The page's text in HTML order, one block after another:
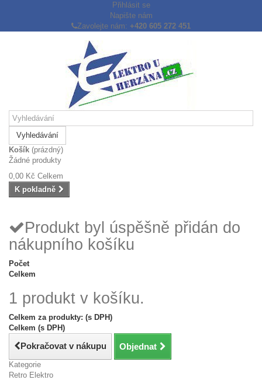
Přihlásit se
Napište nám
Zavolejte nám: +420 605 272 451
Vyhledávání
Košík (prázdný)
Žádné produkty
0,00 Kč Celkem
K pokladně
Produkt byl úspěšně přidán do
nákupního košíku
Počet
Celkem
1 produkt v košíku.
Celkem za produkty: (s DPH)
Celkem (s DPH)
Pokračovat v nákupu Objednat
Kategorie
Retro Elektro